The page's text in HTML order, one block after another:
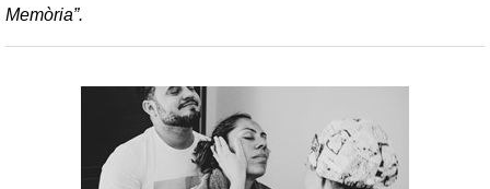
Memòria”.